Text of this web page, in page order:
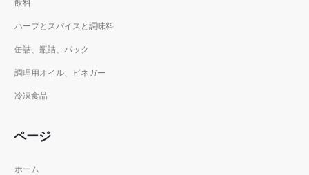
飲料
ハーブとスパイスと調味料
缶詰、瓶詰、パック
調理用オイル、ビネガー
冷凍食品
ページ
ホーム